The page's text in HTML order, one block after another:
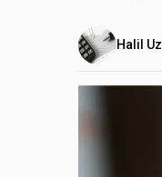
Halil